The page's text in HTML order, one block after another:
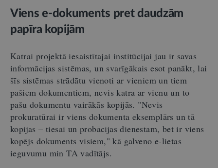
Viens e-dokuments pret daudzām
papīra kopijām
Katrai projektā iesaistītajai institūcijai jau ir savas
informācijas sistēmas, un svarīgākais esot panākt, lai
šīs sistēmas strādātu vienoti ar vieniem un tiem
pašiem dokumentiem, nevis katra ar vienu un to
pašu dokumentu vairākās kopijās. "Nevis
prokuratūrai ir viens dokumenta eksemplārs un tā
kopijas – tiesai un probācijas dienestam, bet ir viens
kopējs dokuments visiem," kā galveno e-lietas
ieguvumu min TA vadītājs.